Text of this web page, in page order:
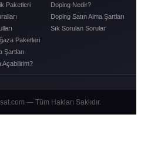
Paketleri
Paketleri
Şartları
Açabilirim?
Doping Nedir?
Doping Satın Alma Şartları
Sık Sorulan Sorular
— Tüm Hakları Saklıdır.